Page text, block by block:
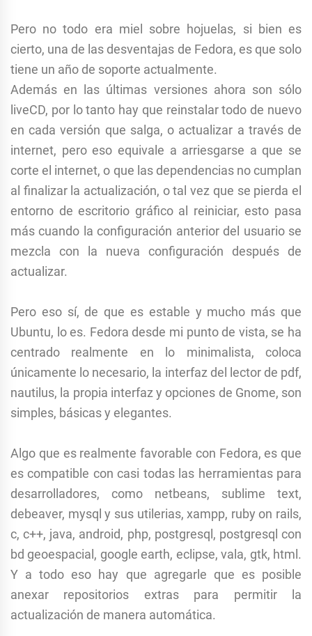
Pero no todo era miel sobre hojuelas, si bien es
cierto, una de las desventajas de Fedora, es que solo
tiene un año de soporte actualmente.
Además en las últimas versiones ahora son sólo
liveCD, por lo tanto hay que reinstalar todo de nuevo
en cada versión que salga, o actualizar a través de
internet, pero eso equivale a arriesgarse a que se
corte el internet, o que las dependencias no cumplan
al finalizar la actualización, o tal vez que se pierda el
entorno de escritorio gráfico al reiniciar, esto pasa
más cuando la configuración anterior del usuario se
mezcla con la nueva configuración después de
actualizar.
Pero eso sí, de que es estable y mucho más que
Ubuntu, lo es. Fedora desde mi punto de vista, se ha
centrado realmente en lo minimalista, coloca
únicamente lo necesario, la interfaz del lector de pdf,
nautilus, la propia interfaz y opciones de Gnome, son
simples, básicas y elegantes.
Algo que es realmente favorable con Fedora, es que
es compatible con casi todas las herramientas para
desarrolladores, como netbeans, sublime text,
debeaver, mysql y sus utilerias, xampp, ruby on rails,
c, c++, java, android, php, postgresql, postgresql con
bd geoespacial, google earth, eclipse, vala, gtk, html.
Y a todo eso hay que agregarle que es posible
anexar repositorios extras para permitir la
actualización de manera automática.